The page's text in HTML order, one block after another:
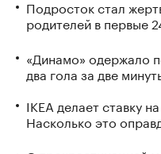
Подросток стал
родителей в первые
«Динамо» одержало
два гола за две
IKEA делает ставку
Насколько это